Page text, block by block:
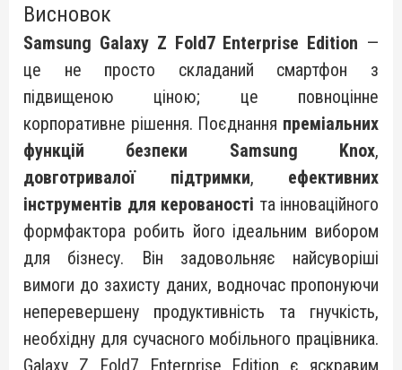
Висновок
Samsung Galaxy Z Fold7 Enterprise Edition —
це не просто складаний смартфон з
підвищеною ціною; це повноцінне
корпоративне рішення. Поєднання преміальних
функцій безпеки Samsung Knox,
довготривалої підтримки, ефективних
інструментів для керованості та інноваційного
формфактора робить його ідеальним вибором
для бізнесу. Він задовольняє найсуворіші
вимоги до захисту даних, водночас пропонуючи
неперевершену продуктивність та гнучкість,
необхідну для сучасного мобільного працівника.
Galaxy Z Fold7 Enterprise Edition є яскравим